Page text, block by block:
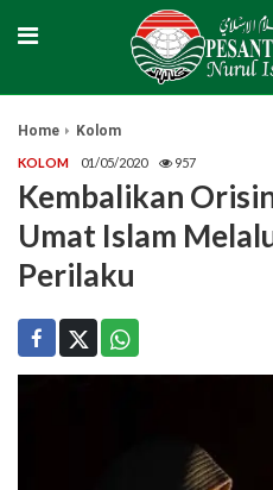
Home Kolom
KOLOM 01/05/2020 957
Kembalikan
Umat Islam
Perilaku